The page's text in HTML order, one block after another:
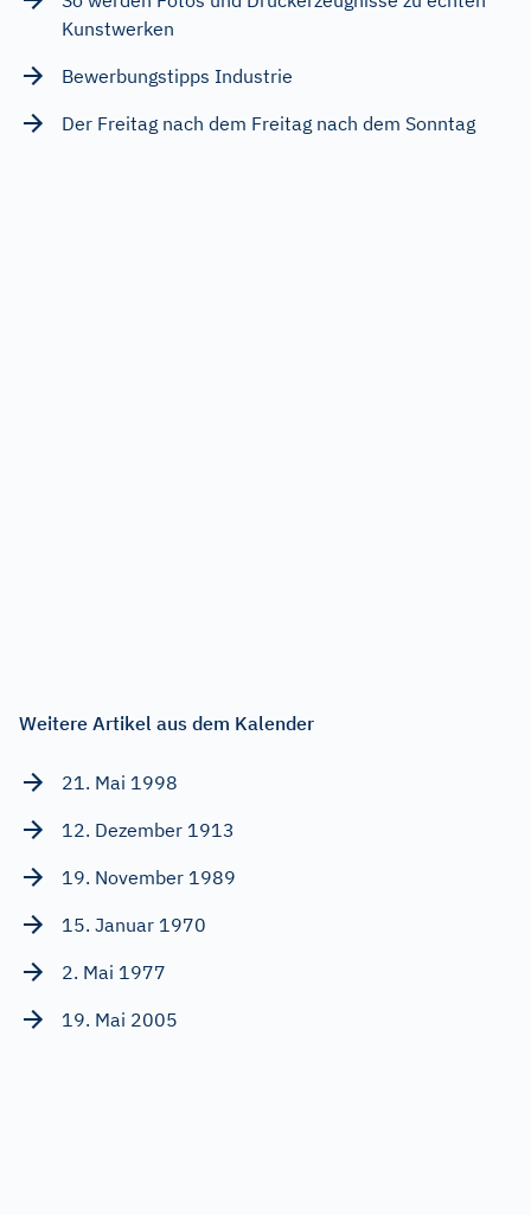
Kunstwerken
Bewerbungstipps Industrie
Der Freitag nach dem Freitag nach dem Sonntag
Weitere Artikel aus dem Kalender
21. Mai 1998
12. Dezember 1913
19. November 1989
15. Januar 1970
2. Mai 1977
19. Mai 2005